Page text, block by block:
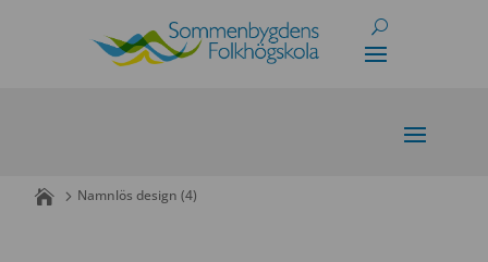
Namnlös design (4)